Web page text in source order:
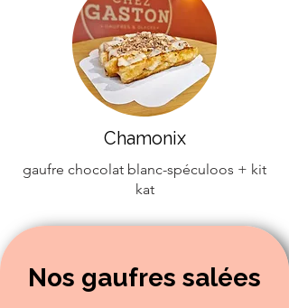
Chamonix
gaufre chocolat blanc-spéculoos + kit
kat
Nos gaufres salées